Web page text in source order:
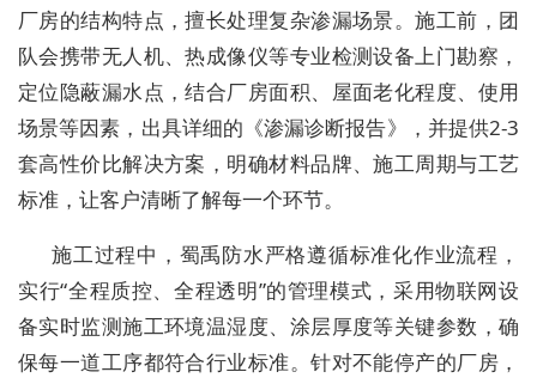
厂房的结构特点，擅长处理复杂渗漏场景。施工前，团
队会携带无人机、热成像仪等专业检测设备上门勘察，
定位隐蔽漏水点，结合厂房面积、屋面老化程度、使用
场景等因素，出具详细的《渗漏诊断报告》，并提供2-3
套高性价比解决方案，明确材料品牌、施工周期与工艺
标准，让客户清晰了解每一个环节。
施工过程中，蜀禹防水严格遵循标准化作业流程，
实行“全程质控、全程透明”的管理模式，采用物联网设
备实时监测施工环境温湿度、涂层厚度等关键参数，确
保每一道工序都符合行业标准。针对不能停产的厂房，